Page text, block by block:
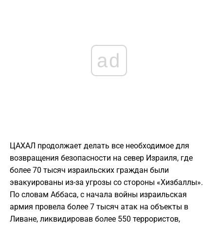
ad
ЦАХАЛ продолжает делать все необходимое для
возвращения безопасности на север Израиля, где
более 70 тысяч израильских граждан были
эвакуированы из-за угрозы со стороны «Хизбаллы».
По словам Аббаса, с начала войны израильская
армия провела более 7 тысяч атак на объекты в
Ливане, ликвидировав более 550 террористов,